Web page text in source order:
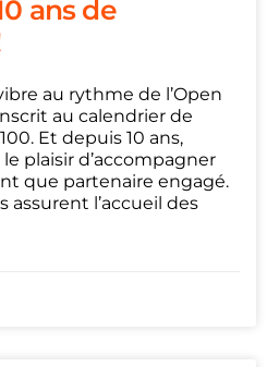
ans de
au rythme de l’Open
au calendrier de
Et depuis 10 ans,
plaisir d’accompagner
que partenaire engagé.
assurent l’accueil des